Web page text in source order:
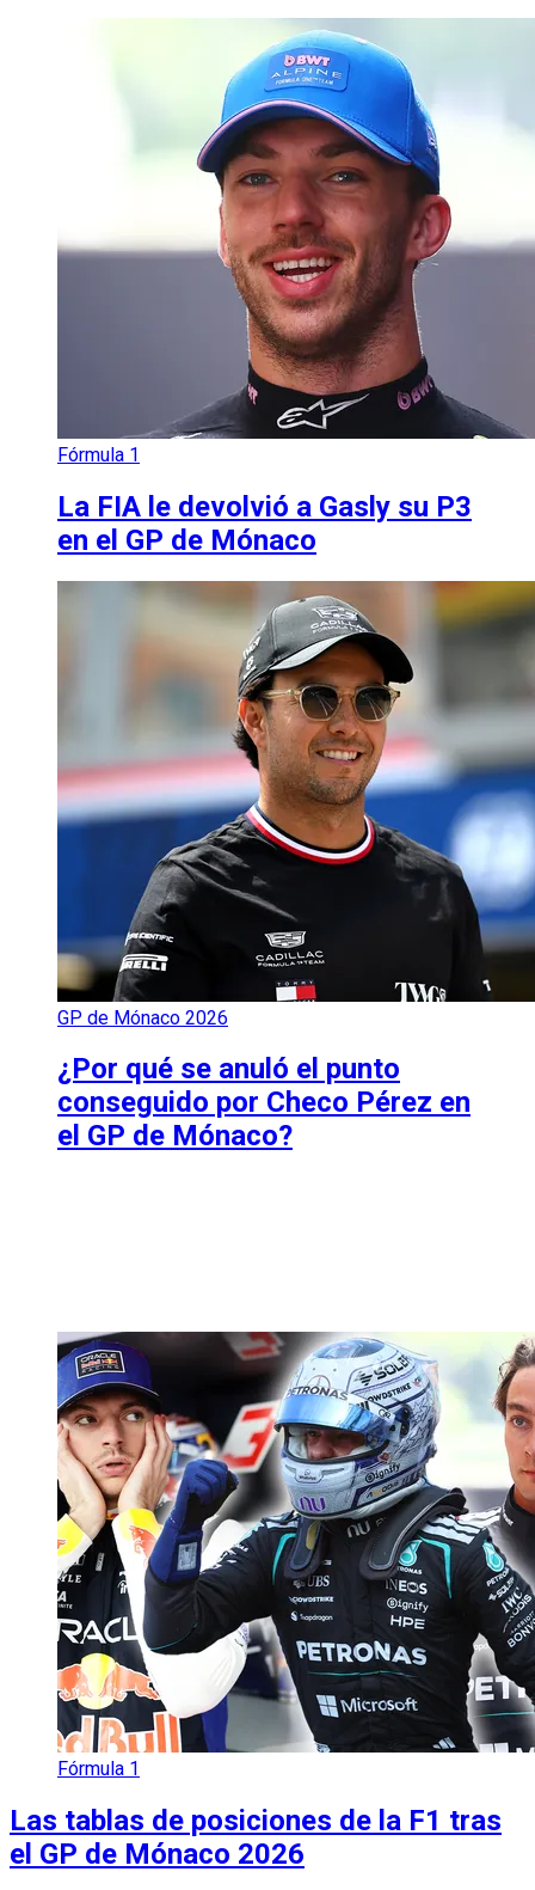
Fórmula 1
La FIA le devolvió a Gasly su P3
en el GP de Mónaco
GP de Mónaco 2026
¿Por qué se anuló el punto
conseguido por Checo Pérez en
el GP de Mónaco?
Fórmula 1
Las tablas de posiciones de la F1 tras
el GP de Mónaco 2026